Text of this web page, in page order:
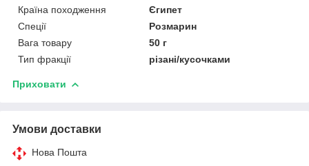
Країна походження
Єгипет
Спеції
Розмарин
Вага товару
50 г
Тип фракції
різані/кусочками
Приховати
Умови доставки
Нова Пошта